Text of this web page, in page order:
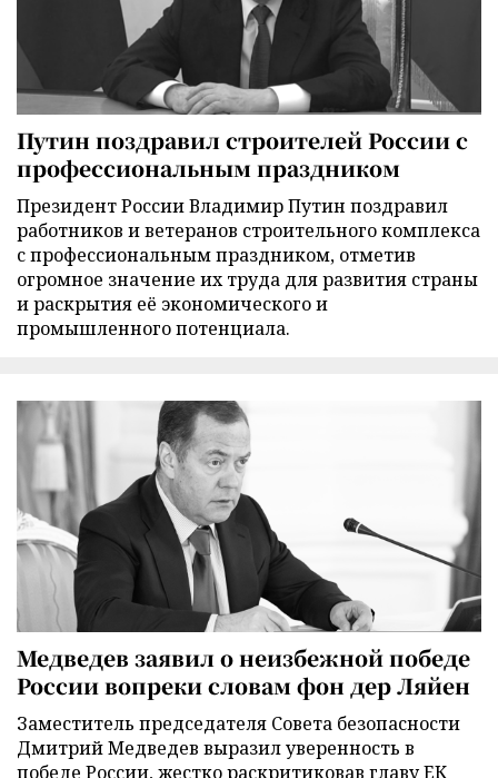
Путин поздравил строителей России с
профессиональным праздником
Президент России Владимир Путин поздравил
работников и ветеранов строительного комплекса
с профессиональным праздником, отметив
огромное значение их труда для развития страны
и раскрытия её экономического и
промышленного потенциала.
Медведев заявил о неизбежной победе
России вопреки словам фон дер Ляйен
Заместитель председателя Совета безопасности
Дмитрий Медведев выразил уверенность в
победе России, жестко раскритиковав главу ЕК